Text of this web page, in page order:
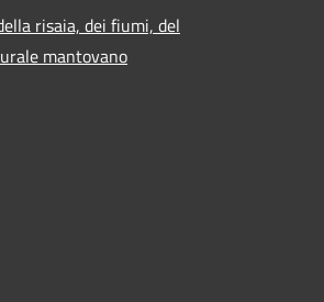
risaia, dei fiumi, del
mantovano